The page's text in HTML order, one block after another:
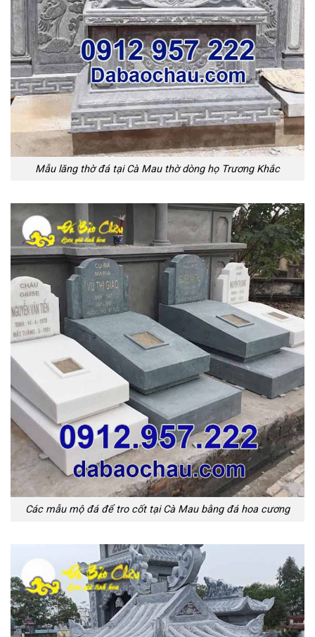
Mẫu lăng thờ đá tại Cà Mau thờ dòng họ Trương Khắc
Các mẫu mộ đá để tro cốt tại Cà Mau bằng đá hoa cương